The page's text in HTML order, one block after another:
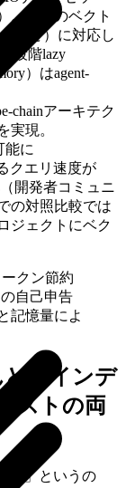
。多数のベクト
など）に対応し
5段階lazy
）はagent-
chainアーキテク
実現。
能に
クエリ速度が
（開発者コミュニ
の対照比較では
ジェクトにベク
クン節約
自己申告
記憶量によ
のインデ
ストの両
要」というの